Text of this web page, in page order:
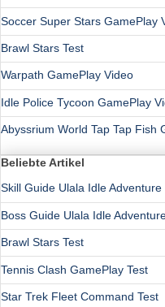
Soccer Super Stars GamePlay
Brawl Stars Test
Warpath GamePlay Video
Idle Police Tycoon GamePlay
Abyssrium World Tap Tap Fish
Beliebte Artikel
Skill Guide Ulala Idle Adventure
Boss Guide Ulala Idle
Brawl Stars Test
Tennis Clash GamePlay Test
Star Trek Fleet Command Test